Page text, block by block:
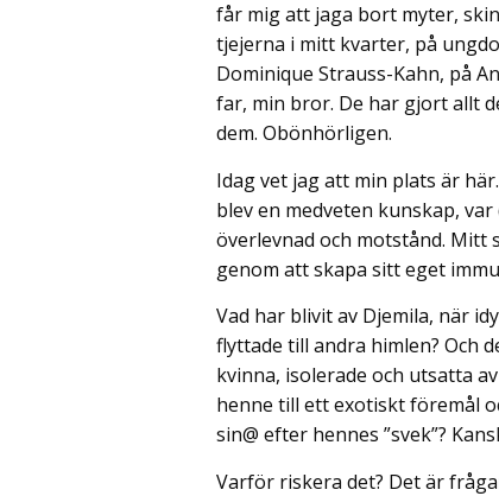
får mig att jaga bort myter,
tjejerna i mitt kvarter, på
Dominique Strauss-Kahn, på
far, min bror. De har gjort allt
dem. Obönhörligen.
Idag vet jag att min plats är
blev en medveten kunskap,
överlevnad och motstånd. Mitt
genom att skapa sitt eget
Vad har blivit av Djemila, när
flyttade till andra himlen? Och
kvinna, isolerade och utsatta
henne till ett exotiskt föremål
sin@ efter hennes ”svek”?
Varför riskera det? Det är